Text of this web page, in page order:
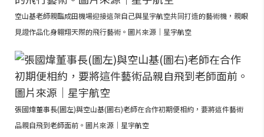
空山基老師親臨成田機場迎接這架自己與星宇航空共同打造的藝術機，親眼
見證作品化身翱翔天際的飛行藝術。圖片來源｜星宇航空
張國煒董事長(圖左)與空山基(圖右)老師在合作初期便相約，要將這件藝術
品親自飛到老師面前。圖片來源｜星宇航空